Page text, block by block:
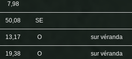
7,98
50,08 SE
13,17 O sur véranda
19,38 O sur véranda